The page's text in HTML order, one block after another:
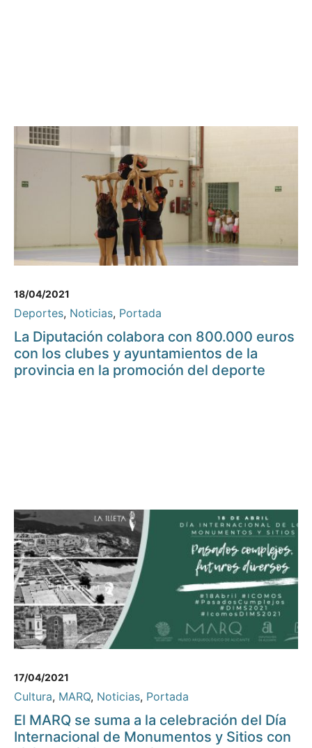
18/04/2021
Deportes, Noticias, Portada
La Diputación colabora con 800.000 euros
con los clubes y ayuntamientos de la
provincia en la promoción del deporte
17/04/2021
Cultura, MARQ, Noticias, Portada
El MARQ se suma a la celebración del Día
Internacional de Monumentos y Sitios con